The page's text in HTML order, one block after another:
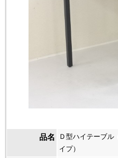
品名
Ｄ型ハイテーブル
イプ）